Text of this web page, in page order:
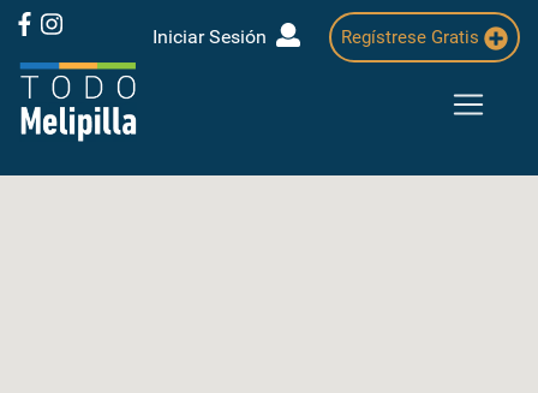
Iniciar Sesión Regístrese Gratis